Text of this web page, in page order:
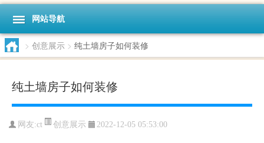
网站导航
> 创意展示 > 纯土墙房子如何装修
纯土墙房子如何装修
网友:ct 创意展示 2022-12-05 05:53:00